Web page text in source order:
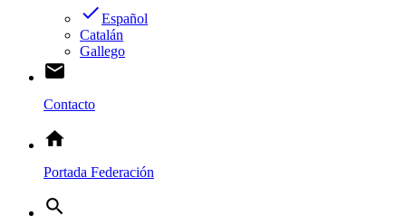
doneEspañol
Catalán
Gallego
email
Contacto
home
Portada Federación
search